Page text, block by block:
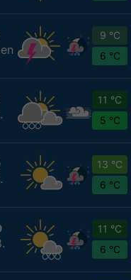
9 °C
6 °C
11 °C
5 °C
13 °C
6 °C
11 °C
6 °C